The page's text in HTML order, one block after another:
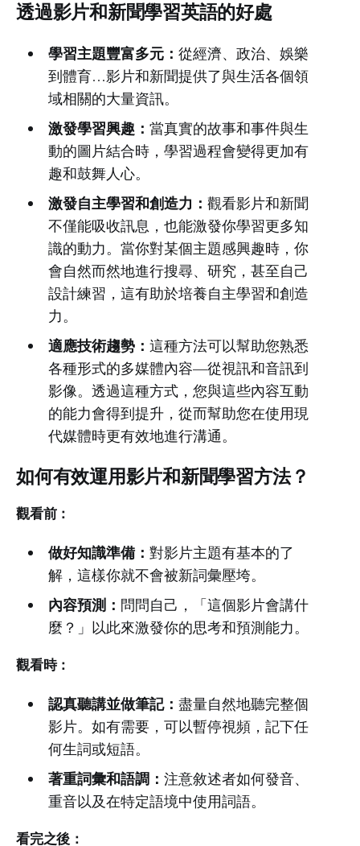
透過影片和新聞學習英語的好處
學習主題豐富多元： 從經濟、政治、娛樂
到體育…影片和新聞提供了與生活各個領
域相關的大量資訊。
激發學習興趣： 當真實的故事和事件與生
動的圖片結合時，學習過程會變得更加有
趣和鼓舞人心。
激發自主學習和創造力： 觀看影片和新聞
不僅能吸收訊息，也能激發你學習更多知
識的動力。當你對某個主題感興趣時，你
會自然而然地進行搜尋、研究，甚至自己
設計練習，這有助於培養自主學習和創造
力。
適應技術趨勢： 這種方法可以幫助您熟悉
各種形式的多媒體內容—從視訊和音訊到
影像。透過這種方式，您與這些內容互動
的能力會得到提升，從而幫助您在使用現
代媒體時更有效地進行溝通。
如何有效運用影片和新聞學習方法？
觀看前：
做好知識準備： 對影片主題有基本的了
解，這樣你就不會被新詞彙壓垮。
內容預測： 問問自己，「這個影片會講什
麼？」以此來激發你的思考和預測能力。
觀看時：
認真聽講並做筆記： 盡量自然地聽完整個
影片。如有需要，可以暫停視頻，記下任
何生詞或短語。
著重詞彙和語調： 注意敘述者如何發音、
重音以及在特定語境中使用詞語。
看完之後：